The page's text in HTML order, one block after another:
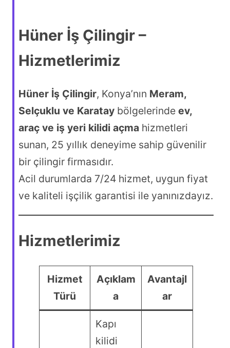
Hüner İş Çilingir –
Hizmetlerimiz
Hüner İş Çilingir, Konya’nın Meram,
Selçuklu ve Karatay bölgelerinde ev,
araç ve iş yeri kilidi açma hizmetleri
sunan, 25 yıllık deneyime sahip güvenilir
bir çilingir firmasıdır.
Acil durumlarda 7/24 hizmet, uygun fiyat
ve kaliteli işçilik garantisi ile yanınızdayız.
Hizmetlerimiz
Hizmet
Türü
Açıklam
a
Avantajl
ar
Kapı
kilidi